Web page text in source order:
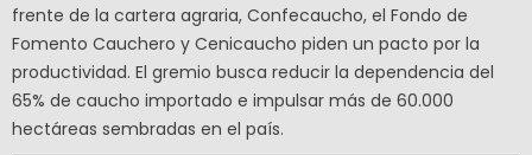
frente de la cartera agraria, Confecaucho, el Fondo de
Fomento Cauchero y Cenicaucho piden un pacto por la
productividad. El gremio busca reducir la dependencia del
65% de caucho importado e impulsar más de 60.000
hectáreas sembradas en el país.